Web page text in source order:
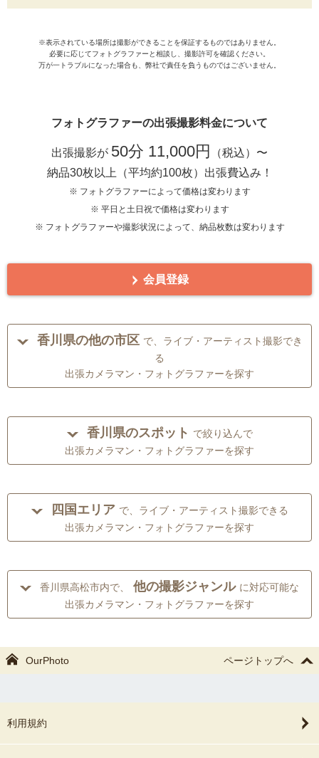
※表示されている場所は撮影ができることを保証するものではありません。
必要に応じてフォトグラファーと相談し、撮影許可を確認ください。
万が一トラブルになった場合も、弊社で責任を負うものではございません。
フォトグラファーの出張撮影料金について
出張撮影が 50分 11,000円
（税込）〜
納品30枚以上（平均約100枚）出張費込み！
※ フォトグラファーによって価格は変わります
※ 平日と土日祝で価格は変わります
※ フォトグラファーや撮影状況によって、納品枚数は変わります
会員登録
香川県の他の市区 で、ライブ・アーティスト撮影でき
る
出張カメラマン・フォトグラファーを探す
香川県のスポット で絞り込んで
出張カメラマン・フォトグラファーを探す
四国エリア で、ライブ・アーティスト撮影できる
出張カメラマン・フォトグラファーを探す
香川県高松市内で、 他の撮影ジャンル に対応可能な
出張カメラマン・フォトグラファーを探す
OurPhoto ページトップへ
利用規約